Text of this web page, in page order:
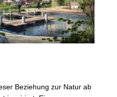
Beziehung zur Natur ab